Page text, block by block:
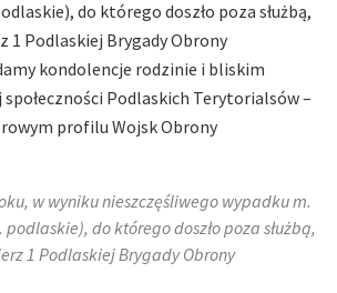
do którego doszło poza służbą,
1 Podlaskiej Brygady Obrony
kondolencje rodzinie i bliskim
społeczności Podlaskich Terytorialsów –
profilu Wojsk Obrony
w wyniku nieszczęśliwego wypadku m.
podlaskie), do którego doszło poza służbą,
1 Podlaskiej Brygady Obrony